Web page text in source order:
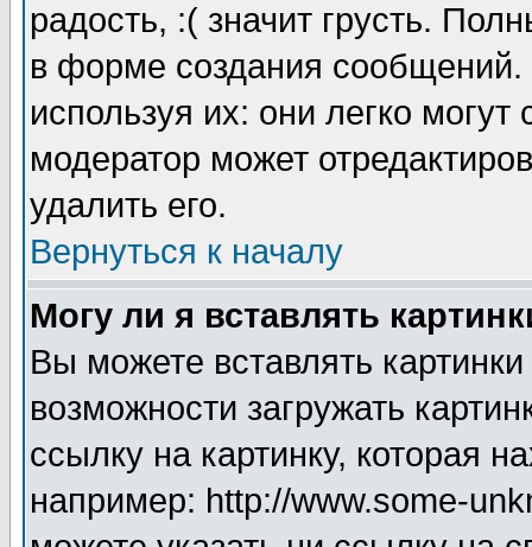
радость, :( значит грусть.
в форме создания сообщений.
используя их: они легко
модератор может
удалить его.
Вернуться к началу
Могу ли я вставлять
Вы можете вставлять
возможности загружать
ссылку на картинку, которая
например: http://www.some-